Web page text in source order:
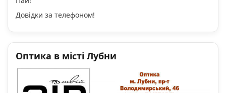
Довідки за телефоном!
Оптика в місті Лубни